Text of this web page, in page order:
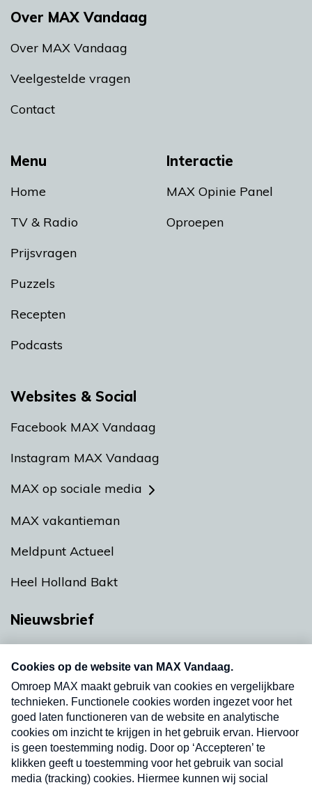
Menu
Home
TV & Radio
Prijsvragen
Puzzels
Recepten
Podcasts
Interactie
MAX Opinie Panel
Oproepen
Over MAX Vandaag
Over MAX Vandaag
Veelgestelde vragen
Contact
Websites & Social
Facebook MAX Vandaag
Instagram MAX Vandaag
MAX op sociale media
MAX vakantieman
Meldpunt Actueel
Heel Holland Bakt
Nieuwsbrief
nieuwsbrief. Elke vrijdag- en dinsdagochtend in
uw mailbox.
Verzend